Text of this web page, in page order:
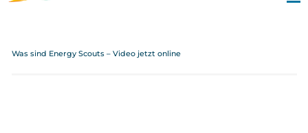
Was sind Energy Scouts – Video jetzt online